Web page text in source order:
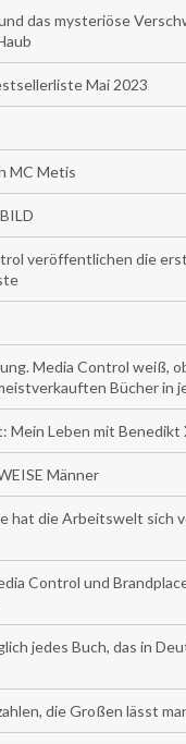
das mysteriöse
Mai 2023
MC Metis
veröffentlichen die
Media Control weiß,
Bücher in
Mein Leben mit Benedikt
Männer
hat die Arbeitswelt sich
Control und
jedes Buch, das in
die Großen lässt